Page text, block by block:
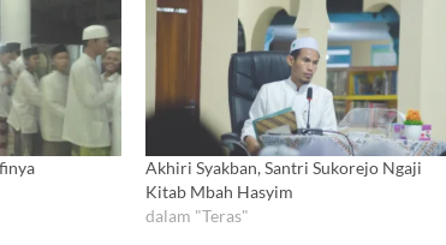
Akhiri Syakban, Santri Sukorejo Ngaji
Kitab Mbah Hasyim
dalam "Teras"